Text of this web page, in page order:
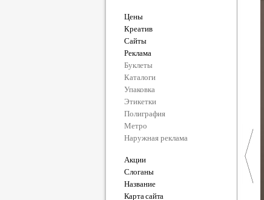
Цены
Креатив
Сайты
Реклама
Буклеты
Каталоги
Упаковка
Этикетки
Полиграфия
Метро
Наружная реклама
Акции
Слоганы
Название
Карта сайта